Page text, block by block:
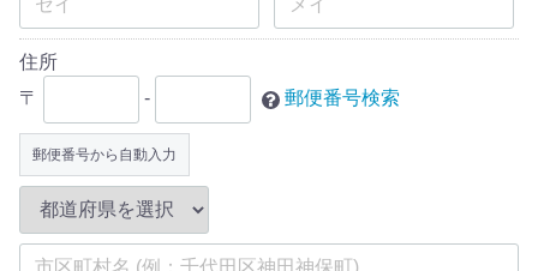
住所
〒
- 郵便番号検索
郵便番号から自動入力